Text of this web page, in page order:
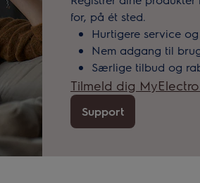
for, på ét sted.
Hurtigere service
Nem adgang til
Særlige tilbud og
Tilmeld dig
Support